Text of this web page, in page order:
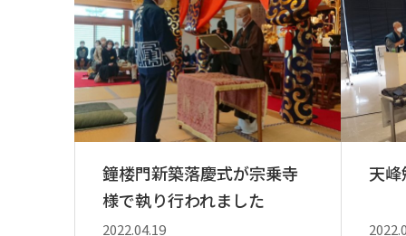
鐘楼門新築落慶式が宗乗寺
様で執り行われました
2022.04.19
天